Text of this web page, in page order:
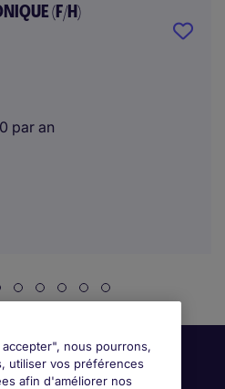
(F/H)
par an
nous pourrons,
utiliser vos préférences
afin d'améliorer nos